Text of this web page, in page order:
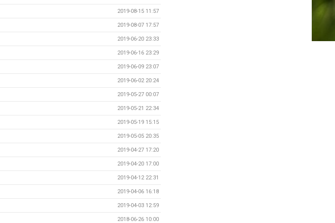
2019-08-15 11:57
2019-08-07 17:57
2019-06-20 23:33
2019-06-16 23:29
2019-06-09 23:07
2019-06-02 20:24
2019-05-27 00:07
2019-05-21 22:34
2019-05-19 15:15
2019-05-05 20:35
2019-04-27 17:20
2019-04-20 17:00
2019-04-12 22:31
2019-04-06 16:18
2019-04-03 12:59
2018-06-26 10:00